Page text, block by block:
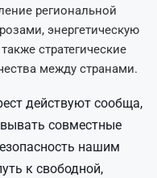
региональной
энергетическую
стратегические
между странами.
действуют сообща,
совместные
нашим
к свободной,